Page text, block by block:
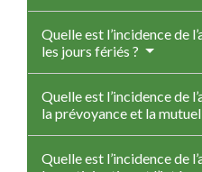
Quelle est l’incidence de
les jours fériés ?
Quelle est l’incidence de
la prévoyance et la
Quelle est l’incidence de